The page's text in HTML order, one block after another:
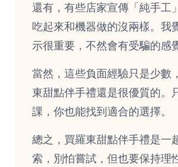
還有，有些店家宣傳「純手工
吃起來和機器做的沒兩樣。我
示很重要，不然會有受騙的感
當然，這些負面經驗只是少數
東甜點伴手禮還是很優質的。
課，你也能找到適合的選擇。
總之，買羅東甜點伴手禮是一
索，別怕嘗試，但也要保持理